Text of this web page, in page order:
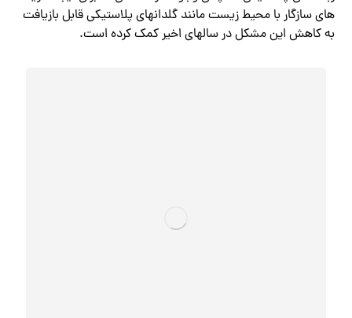
های سازگار با محیط زیست مانند گلدانهای پلاستیکی قابل بازیافت
به کاهش این مشکل در سالهای اخیر کمک کرده است.